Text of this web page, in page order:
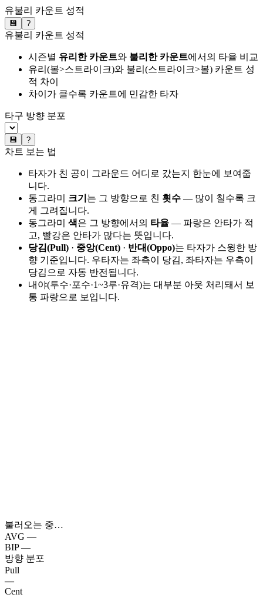
유불리 카운트 성적
💾 ?
유불리 카운트 성적
시즌별 유리한 카운트와 불리한 카운트에서의 타율 비교
유리(볼>스트라이크)와 불리(스트라이크>볼) 카운트 성
적 차이
차이가 클수록 카운트에 민감한 타자
타구 방향 분포
💾 ?
차트 보는 법
타자가 친 공이 그라운드 어디로 갔는지 한눈에 보여줍
니다.
동그라미 크기 는 그 방향으로 친 횟수 — 많이 칠수록 크
게 그려집니다.
동그라미 색은 그 방향에서의 타율 — 파랑은 안타가 적
고, 빨강은 안타가 많다는 뜻입니다.
당김(Pull) · 중앙(Cent) · 반대(Oppo)는 타자가 스윙한 방
향 기준입니다. 우타자는 좌측이 당김, 좌타자는 우측이
당김으로 자동 반전됩니다.
내야(투수·포수·1~3루·유격)는 대부분 아웃 처리돼서 보
통 파랑으로 보입니다.
불러오는 중…
AVG —
BIP —
방향 분포
Pull
—
Cent